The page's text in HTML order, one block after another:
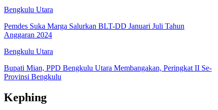
Bengkulu Utara
Pemdes Suka Marga Salurkan BLT-DD Januari Juli Tahun
Anggaran 2024
Bengkulu Utara
Bupati Mian, PPD Bengkulu Utara Membangakan, Peringkat II Se-
Provinsi Bengkulu
Kephing